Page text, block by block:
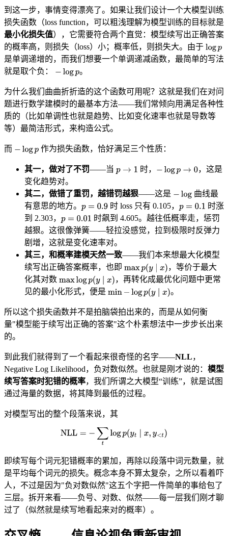
到这一步，事情变得漂亮了。如果让我们设计一个大模型训练
损失函数（loss function，可以粗浅理解为模型训练的目标就是
最小化损失值），它需要符合两个直觉：模型续写出正确答案
的概率高，则损失（loss）小；概率低，则损失大。由于
是单调递增的，而我们想要一个单调递减函数，最简单的写法
就是取个负：
。
为什么我们曲曲折折造的这个函数可用呢？这就是我们在对问
题进行数学建模时的最基本方法——我们常倾向用满足各种性
质的（比如单调性也就是趋势、比如变化速率也就是导数等
等）最简洁形式，来构造公式。
而 作为损失函数，恰好满足三个性质：
其一，做对了不罚——当 时，
，这是
变化趋势对。
其二，做错了重罚，越错罚越狠——这是
曲线最
有意思的地方。
时 loss 只有 0.105，
时涨
到 2.303，
时飙到 4.605。越往低概率走，惩罚
越狠。这很像弹簧——轻拉没感觉，拉到极限时反弹力
剧增，这就是变化速率对。
其三，和概率建模天然一致——我们本来想最大化模型
续写出正确答案概率，也即
，等价于最大
化其对数
，再转化成最优化问题中更常
见的最小化形式，便是
。
所以这个损失函数并不是拍脑袋拍出来的，而是从如何衡
量"模型能于续写出正确的答案"这个朴素想法中一步步长出来
的。
到此我们就得到了一个看起来很奇怪的名字——NLL，
Negative Log Likelihood，负对数似然。也就是刚才说的： 模型
续写答案时犯错的概率，我们所谓之大模型“训练”，就是试图
通过海量的数据，将其降到最低的过程。
对模型写出的整个段落来说，其
即续写每个词元犯错概率的累加，再除以段落中词元数量，就
是平均每个词元的损失。概念本身不算太复杂，之所以看着吓
人，不过是因为"负对数似然"这五个字把一件简单的事给包了
三层。拆开来看——负号、对数、似然——每一层我们刚才聊
过了（似然就是续写地看起来对的概率）。